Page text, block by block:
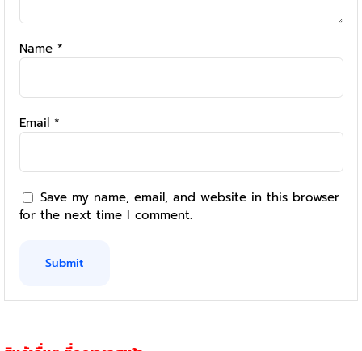
Name *
Email *
Save my name, email, and website in this browser
for the next time I comment.